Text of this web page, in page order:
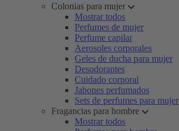
Colonias para mujer
Mostrar todos
Perfumes de mujer
Perfume capilar
Aerosoles corporales
Geles de ducha para mujer
Desodorantes
Cuidado corporal
Jabones perfumados
Sets de perfumes para mujer
Fragancias para hombre
Mostrar todos